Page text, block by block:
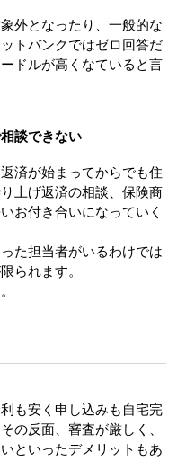
外となったり、一般的な
トバンクではゼロ回答だ
ドルが高くなていると言
談できない
済が始まってからでも住
上げ返済の相談、保険商
お付き合いになっていく
た担当者がいるわけでは
られます。
も安く申し込みも自宅完
の反面、審査が厳しく、
といったデメリットもあ